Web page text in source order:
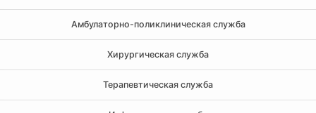
Амбулаторно-поликлиническая служба
Хирургическая служба
Терапевтическая служба